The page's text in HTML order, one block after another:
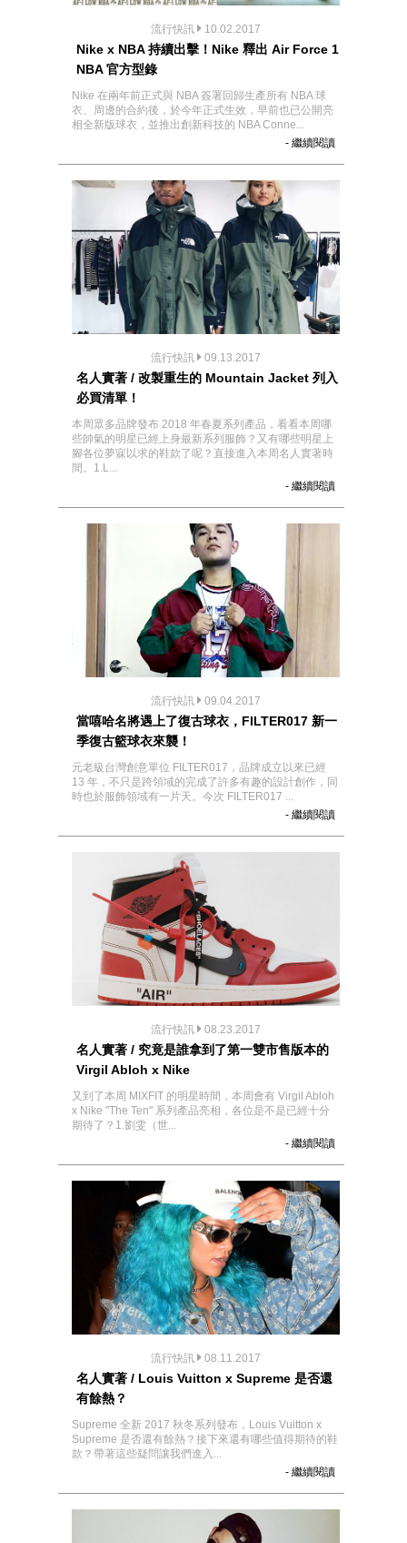
流行快訊 10.02.2017
Nike x NBA 持續出擊！Nike 釋出 Air Force 1
NBA 官方型錄
Nike 在兩年前正式與 NBA 簽署回歸生產所有 NBA 球
衣、周邊的合約後，於今年正式生效，早前也已公開亮
相全新版球衣，並推出創新科技的 NBA Conne...
- 繼續閱讀
流行快訊 09.13.2017
名人實著 / 改製重生的 Mountain Jacket 列入
必買清單！
本周眾多品牌發布 2018 年春夏系列產品，看看本周哪
些帥氣的明星已經上身最新系列服飾？又有哪些明星上
腳各位夢寐以求的鞋款了呢？直接進入本周名人實著時
間。1.L...
- 繼續閱讀
流行快訊 09.04.2017
當嘻哈名將遇上了復古球衣，FILTER017 新一
季復古籃球衣來襲！
元老級台灣創意單位 FILTER017，品牌成立以來已經
13 年，不只是跨領域的完成了許多有趣的設計創作，同
時也於服飾領域有一片天。今次 FILTER017 ...
- 繼續閱讀
流行快訊 08.23.2017
名人實著 / 究竟是誰拿到了第一雙市售版本的
Virgil Abloh x Nike
又到了本周 MIXFIT 的明星時間，本周會有 Virgil Abloh
x Nike "The Ten" 系列產品亮相，各位是不是已經十分
期待了？1.劉雯（世...
- 繼續閱讀
流行快訊 08.11.2017
名人實著 / Louis Vuitton x Supreme 是否還
有餘熱？
Supreme 全新 2017 秋冬系列發布，Louis Vuitton x
Supreme 是否還有餘熱？接下來還有哪些值得期待的鞋
款？帶著這些疑問讓我們進入...
- 繼續閱讀